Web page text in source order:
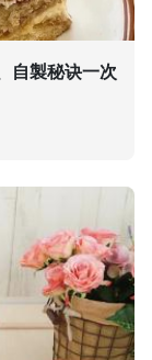
自製秘诀一次